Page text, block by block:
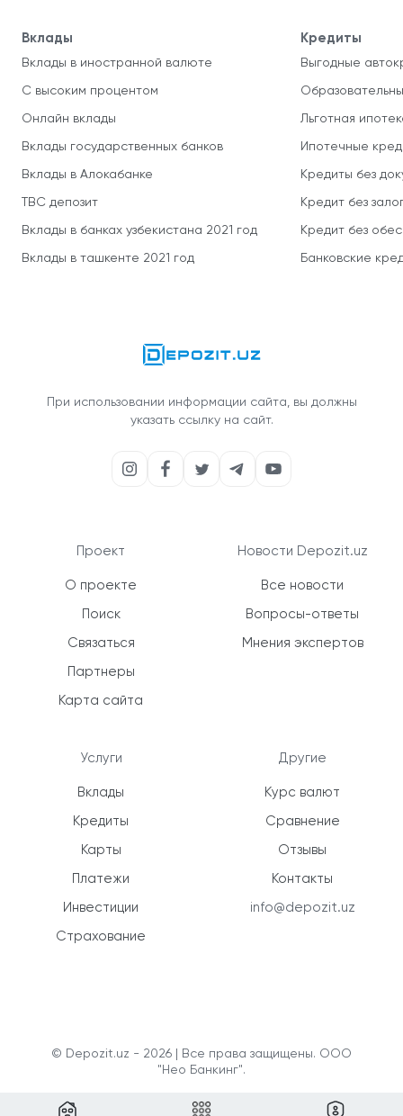
Вклады
Вклады в иностранной валюте
С высоким процентом
Онлайн вклады
Вклады государственных банков
Вклады в Алокабанке
TBC депозит
Вклады в банках узбекистана 2021 год
Вклады в ташкенте 2021 год
Кредиты
Выгодные
Льготная
Ипотечные
Кредиты без
Кредит без
Кредит без
Банковские
При использовании информации сайта, вы должны
указать ссылку на сайт.
Проект
О проекте
Поиск
Связаться
Партнеры
Карта сайта
Услуги
Вклады
Кредиты
Карты
Платежи
Инвестиции
Страхование
Новости Depozit.uz
Все новости
Вопросы-ответы
Мнения экспертов
Другие
Курс валют
Сравнение
Отзывы
Контакты
info@depozit.uz
© Depozit.uz - 2026 | Все права защищены. ООО
"Нео Банкинг".